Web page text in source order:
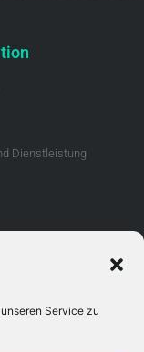
Service zu
Dienstleistung